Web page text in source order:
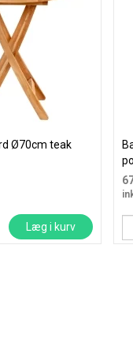
Ø70cm teak
Læg i kurv